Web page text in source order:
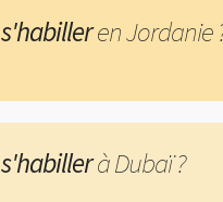
en Jordanie
à Dubaï ?